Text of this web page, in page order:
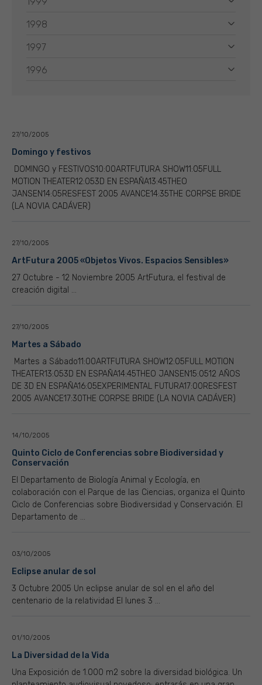
1998
1997
1996
27/10/2005
Domingo y festivos
DOMINGO y FESTIVOS10:00ARTFUTURA SHOW11:05FULL
MOTION THEATER12:053D EN ESPAÑA13:45THEO
JANSEN14:05RESFEST 2005 AVANCE14:35THE CORPSE BRIDE
(LA NOVIA CADÁVER)
27/10/2005
ArtFutura 2005 «Objetos Vivos. Espacios Sensibles»
27 Octubre - 12 Noviembre 2005 ArtFutura, el festival de
creación digital ...
27/10/2005
Martes a Sábado
Martes a Sábado11:00ARTFUTURA SHOW12:05FULL MOTION
THEATER13:053D EN ESPAÑA14:45THEO JANSEN15:0512 AÑOS
DE 3D EN ESPAÑA16:05EXPERIMENTAL FUTURA17:00RESFEST
2005 AVANCE17:30THE CORPSE BRIDE (LA NOVIA CADÁVER)
14/10/2005
Quinto Ciclo de Conferencias sobre Biodiversidad y
Conservación
El Departamento de Biología Animal y Ecología, en
colaboración con el Parque de las Ciencias, organiza el Quinto
Ciclo de Conferencias sobre Biodiversidad y Conservación. El
Departamento de ...
03/10/2005
Eclipse anular de sol
3 Octubre 2005 Un eclipse anular de sol en el año del
centenario de la relatividad El lunes 3 ...
01/10/2005
La Diversidad de la Vida
Una Exposición de 1.000 m2 sobre la diversidad biológica. Un